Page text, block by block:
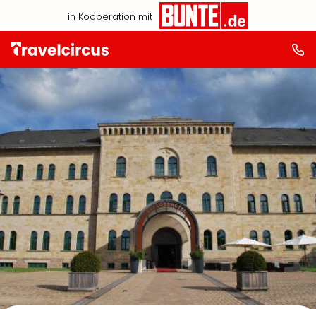
in Kooperation mit
Auf der Karte anzeigen